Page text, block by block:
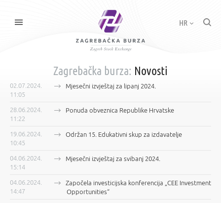
HR
Zagrebačka burza: Novosti
02.07.2024.
11:05
Mjesečni izvještaj za lipanj 2024.
28.06.2024.
11:22
Ponuda obveznica Republike Hrvatske
19.06.2024.
10:45
Održan 15. Edukativni skup za izdavatelje
04.06.2024.
15:14
Mjesečni izvještaj za svibanj 2024.
04.06.2024.
14:47
Započela investicijska konferencija „CEE Investment
Opportunities“